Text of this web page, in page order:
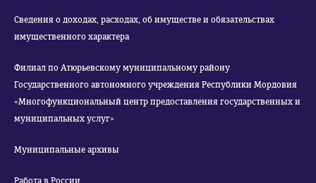
Сведения о доходах, расходах, об имуществе и обязательствах
имущественного характера
Филиал по Атюрьевскому муниципальному району
Государственного автономного учреждения Республики Мордовия
«Многофункциональный центр предоставления государственных и
муниципальных услуг»
Муниципальные архивы
Работа в России